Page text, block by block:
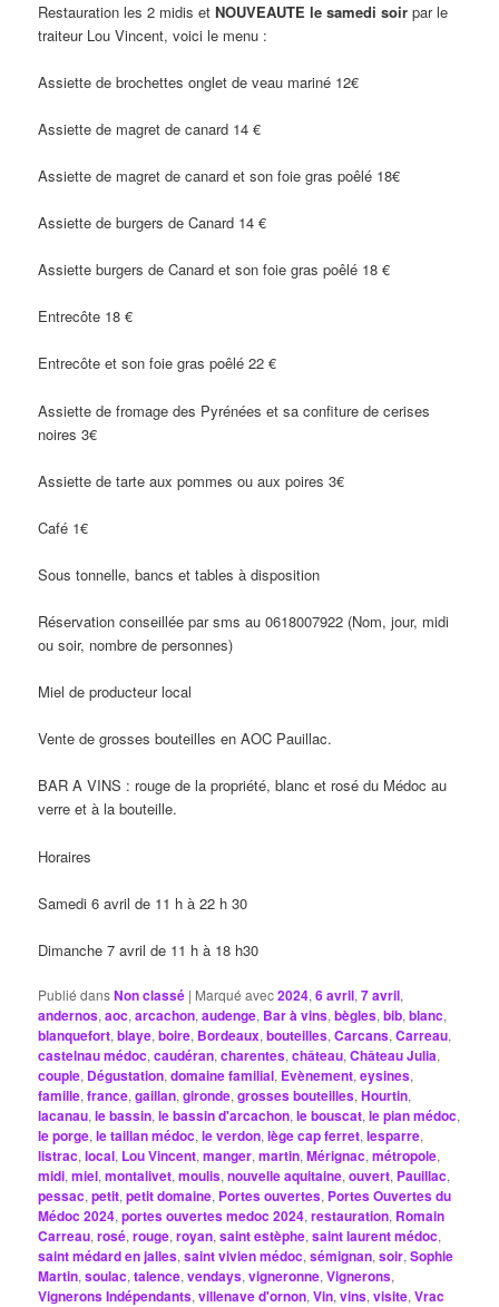
Restauration les 2 midis etNOUVEAUTE le samedi soir par le
traiteur Lou Vincent, voici le menu :
Assiette de brochettes onglet de veau mariné 12€
Assiette de magret de canard 14 €
Assiette de magret de canard et son foie gras poêlé 18€
Assiette de burgers de Canard 14 €
Assiette burgers de Canard et son foie gras poêlé 18 €
Entrecôte 18 €
Entrecôte et son foie gras poêlé 22 €
Assiette de fromage des Pyrénées et sa confiture de cerises
noires 3€
Assiette de tarte aux pommes ou aux poires 3€
Café 1€
Sous tonnelle, bancs et tables à disposition
Réservation conseillée par sms au 0618007922 (Nom, jour, midi
ou soir, nombre de personnes)
Miel de producteur local
Vente de grosses bouteilles en AOC Pauillac.
BAR A VINS : rouge de la propriété, blanc et rosé du Médoc au
verre et à la bouteille.
Horaires
Samedi 6 avril de 11 h à 22 h 30
Dimanche 7 avril de 11 h à 18 h30
Publié dansNon classé | Marqué avec2024,6 avril,7 avril,
andernos,aoc,arcachon,audenge, Bar à vins,bègles,bib,blanc,
blanquefort,blaye,boire, Bordeaux,bouteilles,Carcans,Carreau,
castelnau médoc,caudéran,charentes,château,Château Julia,
couple, Dégustation,domaine familial, Evènement,eysines,
famille,france,gaillan,gironde,grosses bouteilles,Hourtin,
lacanau,le bassin,le bassin d'arcachon,le bouscat,le pian médoc,
le porge,le taillan médoc,le verdon,lège cap ferret,lesparre,
listrac,local, Lou Vincent,manger,martin,Mérignac,métropole,
midi,miel,montalivet,moulis,nouvelle aquitaine,ouvert, Pauillac,
pessac,petit,petit domaine, Portes ouvertes, Portes Ouvertes du
Médoc 2024,portes ouvertes medoc 2024,restauration, Romain
Carreau,rosé,rouge,royan,saint estèphe,saint laurent médoc,
saint médard en jalles,saint vivien médoc,sémignan,soir,Sophie
Martin,soulac,talence,vendays,vigneronne,Vignerons,
Vignerons Indépendants,villenave d'ornon,Vin,vins,visite,Vrac